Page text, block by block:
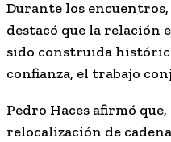
Durante los
destacó que la relación
sido construida
confianza, el trabajo
Pedro Haces afirmó
relocalización de